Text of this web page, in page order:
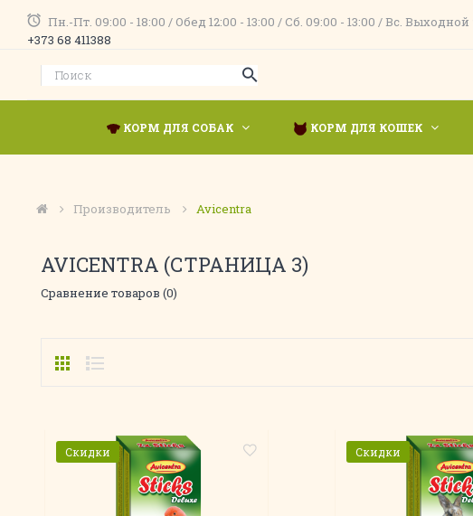
Пн.-Пт. 09:00 - 18:00 / Обед 12:00 - 13:00 / Сб. 09:00 - 13:00 / Вс.
+373 68 411388
КОРМ ДЛЯ СОБАК КОРМ ДЛЯ КОШЕК
Производитель Avicentra
AVICENTRA (СТРАНИЦА 3)
Сравнение товаров (0)
Скидки Скидки